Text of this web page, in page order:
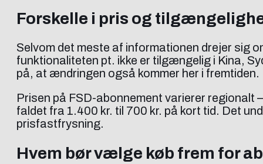
Forskelle i pris og
Selvom det meste af informationen drejer sig
funktionaliteten pt. ikke er tilgængelig i Kina,
på, at ændringen også kommer her i
Prisen på FSD-abonnement varierer regionalt
faldet fra 1.400 kr. til 700 kr. på kort tid. Det
prisfastfrysning.
Hvem bør vælge køb frem for